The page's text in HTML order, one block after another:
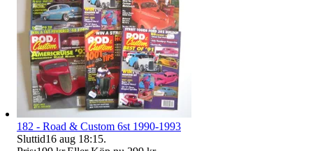
182 - Road & Custom 6st 1990-1993
Sluttid16 aug 18:15.